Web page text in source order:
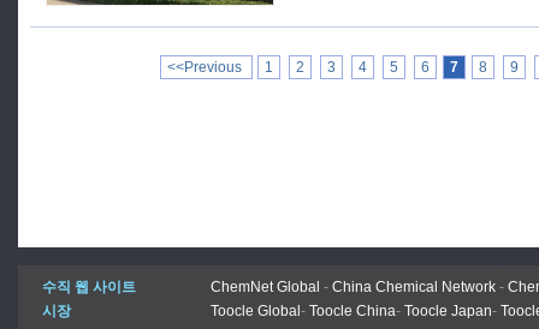
<<Previous 1 2 3 4 5 6 7 8 9
수직 웹 사이트 ChemNet Global - China Chemical Network -
시장
Toocle Global - Toocle China- Toocle Japan-